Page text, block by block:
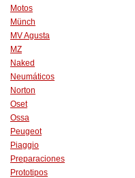
Motos
Münch
MV Agusta
MZ
Naked
Neumáticos
Norton
Oset
Ossa
Peugeot
Piaggio
Preparaciones
Prototipos